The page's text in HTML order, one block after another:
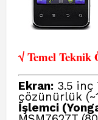
√ Temel Teknik
Ekran: 3.5 inç
çözünürlük
İşlemci